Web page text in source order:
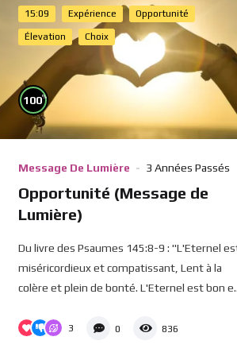
15:09 Expérience Opportunité
Élevation Choix
100%
Message De Lumière 3 Années Passés
Opportunité (Message de
Lumière)
Du livre des Psaumes 145:8-9 : "L'Eternel
miséricordieux et compatissant, Lent à la
colère et plein de bonté. L'Eternel est bon
3 0 836